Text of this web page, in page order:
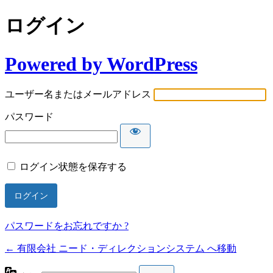
ログイン
Powered by WordPress
ユーザー名またはメールアドレス
パスワード
ログイン状態を保存する
パスワードをお忘れですか ?
← 有限会社 ニード・ディレクションシステム へ移動